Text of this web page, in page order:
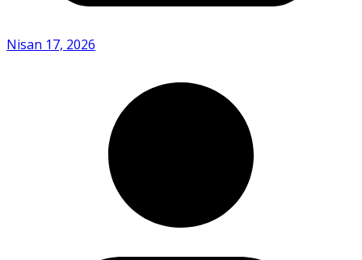
Nisan 17, 2026